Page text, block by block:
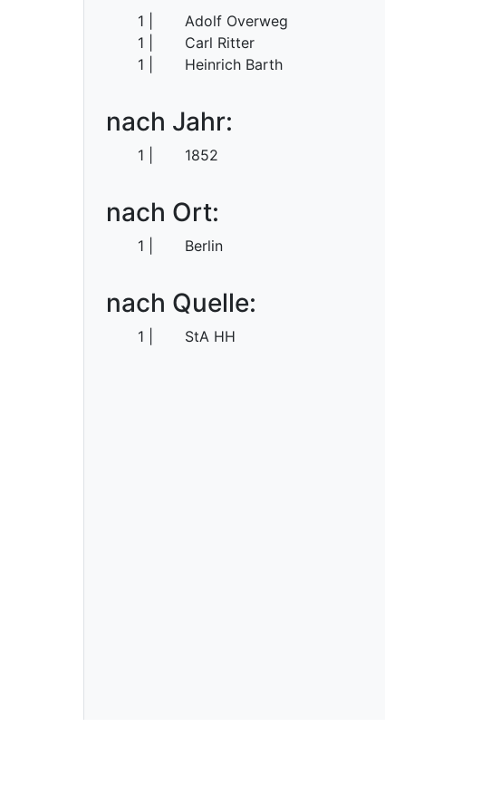
1
Adolf Overweg
1
Carl Ritter
1
Heinrich Barth
nach Jahr:
1 1852
nach Ort:
1 Berlin
nach Quelle:
1 StA HH